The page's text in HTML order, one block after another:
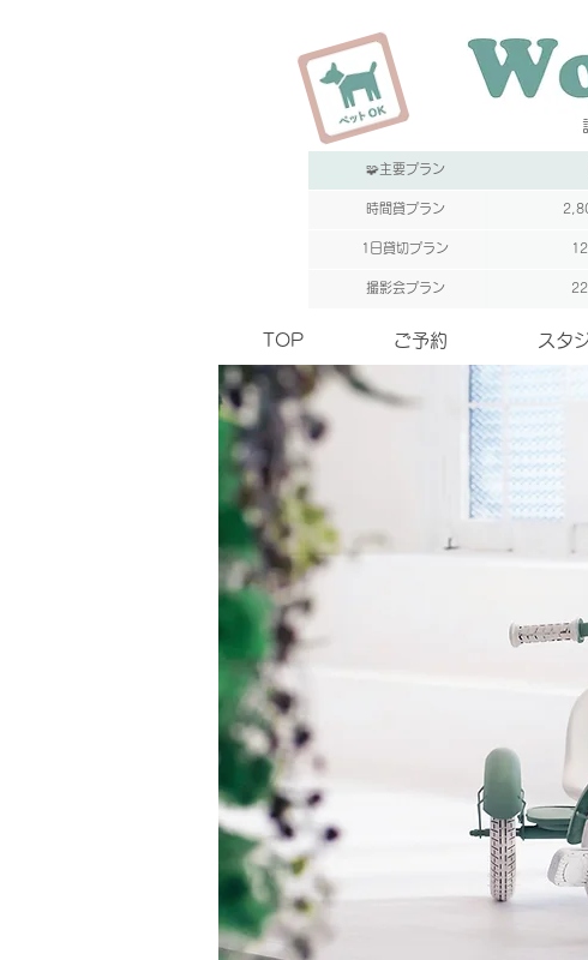
MENU
🧩主要プラン
時間貸プラン
1日貸切プラン
撮影会プラン
TOP ご予約 スタ